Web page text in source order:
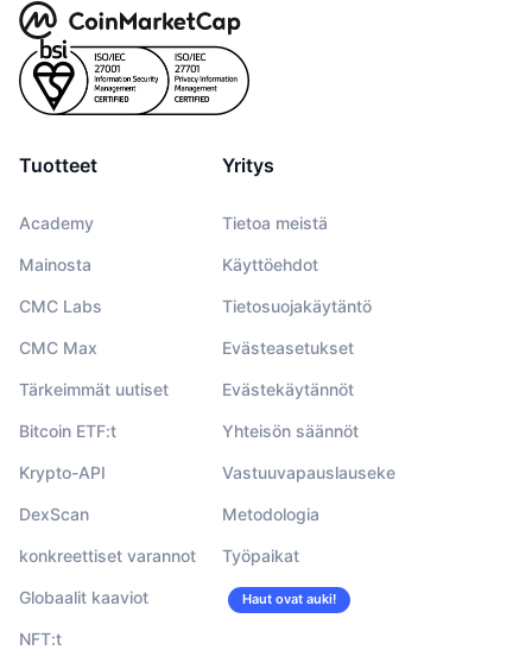
Tuotteet
Academy
Mainosta
CMC Labs
CMC Max
Tärkeimmät uutiset
Bitcoin ETF:t
Krypto-API
DexScan
konkreettiset varannot
Globaalit kaaviot
NFT:t
Yritys
Tietoa meistä
Käyttöehdot
Tietosuojakäytäntö
Evästeasetukset
Evästekäytännöt
Yhteisön säännöt
Vastuuvapauslauseke
Metodologia
Työpaikat
Haut ovat auki!